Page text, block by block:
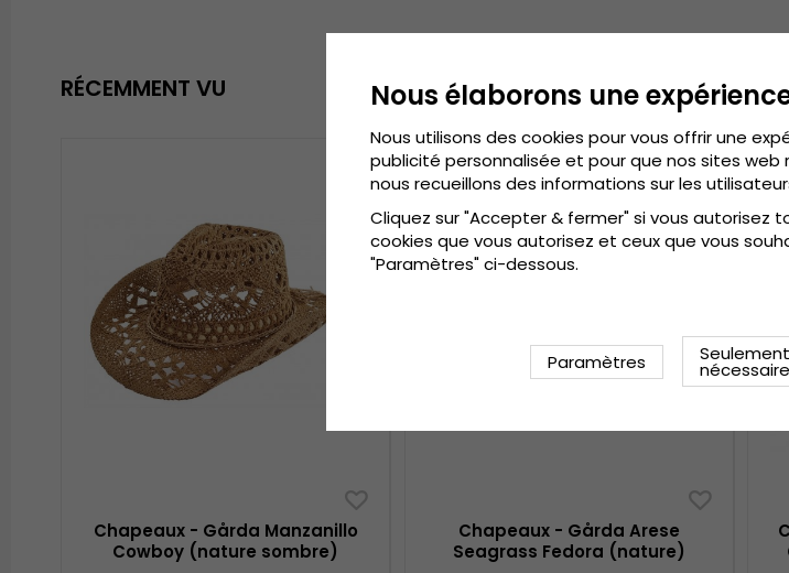
RÉCEMMENT VU
Chapeaux - Gårda Manzanillo
Cowboy (nature sombre)
Chapeaux - Gårda Arese
Seagrass Fedora (nature)
Nous élaborons une
Nous utilisons des cookies pour vous offrir une
publicité personnalisée et pour que nos sites
nous recueillons des informations sur les
Cliquez sur "Accepter & fermer" si vous autorisez
cookies que vous autorisez et ceux que vous
"Paramètres" ci-dessous.
Paramètres Seulement
nécessaire